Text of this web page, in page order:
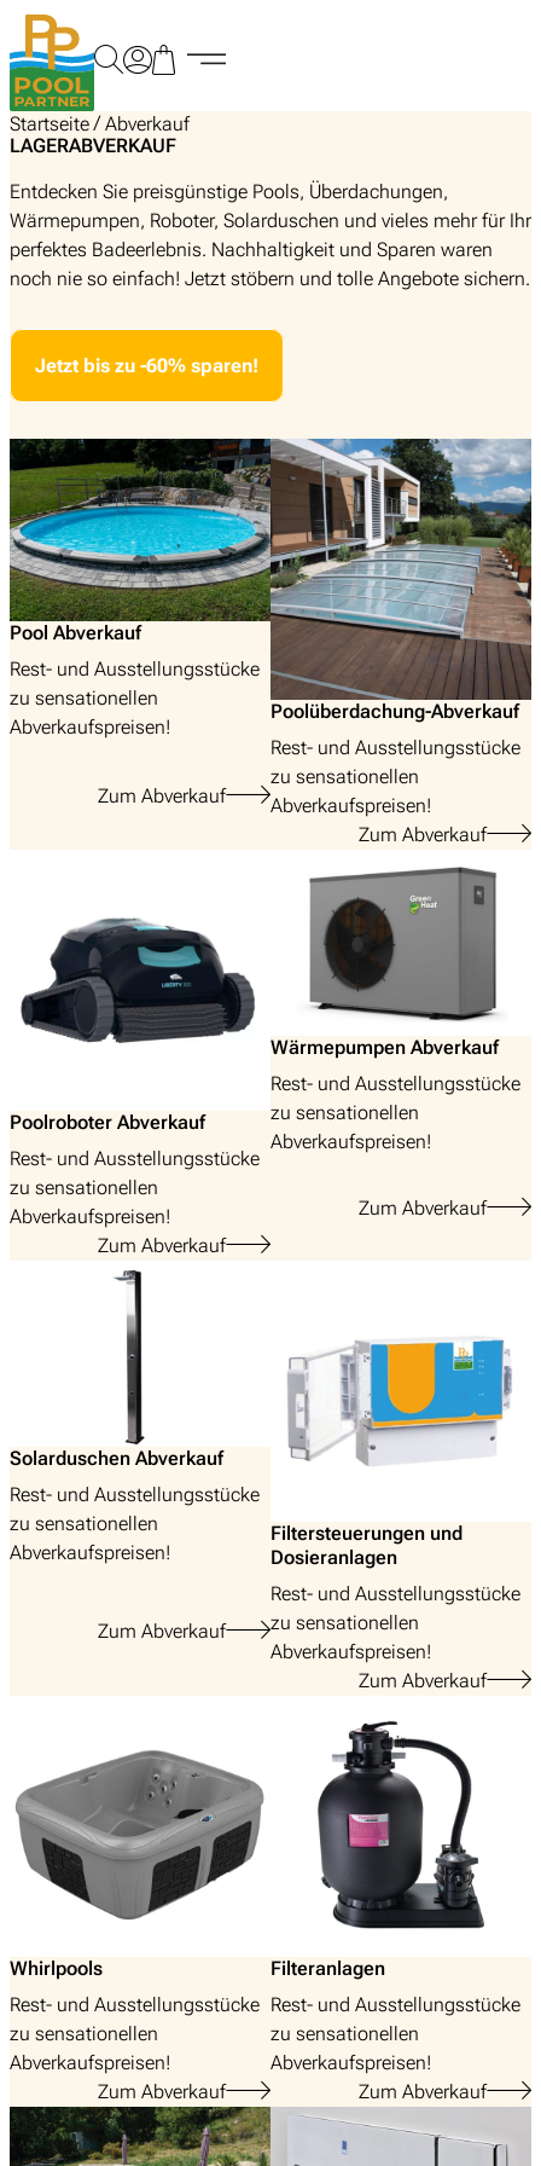
Zum
Inhalt
springen
Startseite/Abverkauf
LAGERABVERKAUF
Entdecken Sie preisgünstige Pools, Überdachungen,
Wärmepumpen, Roboter, Solarduschen und vieles mehr für Ihr
perfektes Badeerlebnis. Nachhaltigkeit und Sparen waren
noch nie so einfach! Jetzt stöbern und tolle Angebote sichern.
Jetzt bis zu -60% sparen!
Pool Abverkauf
Rest- und Ausstellungsstücke
zu sensationellen
Abverkaufspreisen!
Zum Abverkauf
Poolüberdachung-Abverkauf
Rest- und Ausstellungsstücke
zu sensationellen
Abverkaufspreisen!
Zum Abverkauf
Poolroboter Abverkauf
Rest- und Ausstellungsstücke
zu sensationellen
Abverkaufspreisen!
Zum Abverkauf
Wärmepumpen Abverkauf
Rest- und Ausstellungsstücke
zu sensationellen
Abverkaufspreisen!
Zum Abverkauf
Solarduschen Abverkauf
Rest- und Ausstellungsstücke
zu sensationellen
Abverkaufspreisen!
Zum Abverkauf
Filtersteuerungen und
Dosieranlagen
Rest- und Ausstellungsstücke
zu sensationellen
Abverkaufspreisen!
Zum Abverkauf
Whirlpools
Rest- und Ausstellungsstücke
zu sensationellen
Abverkaufspreisen!
Zum Abverkauf
Filteranlagen
Rest- und Ausstellungsstücke
zu sensationellen
Abverkaufspreisen!
Zum Abverkauf